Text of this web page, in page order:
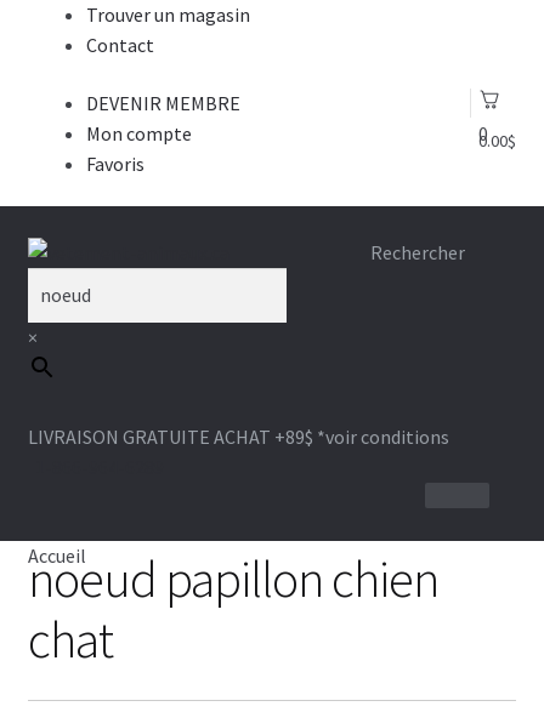
Trouver un magasin
Contact
0
0.00$
DEVENIR MEMBRE
Mon compte
Favoris
Aller
navigation
Aller
Rechercher
×
LIVRAISON GRATUITE ACHAT +89$ *voir conditions
SACS
MANTEAUX
Accueil
noeud papillon chien
chat